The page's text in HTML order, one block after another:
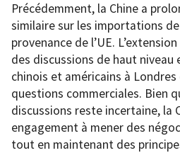
Précédemment, la Chine a
similaire sur les importations
provenance de l’UE.
des discussions de haut niveau
chinois et américains à
questions commerciales. Bien
discussions reste incertaine, la
engagement à mener des
tout en maintenant des